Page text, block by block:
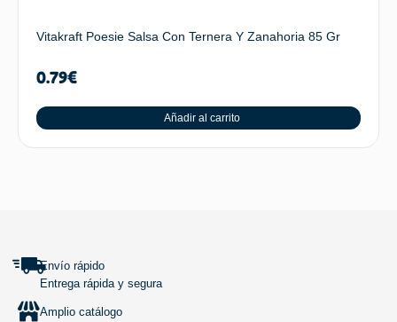
Vitakraft Poesie Salsa Con Ternera Y Zanahoria 85 Gr
0.79€
Añadir al carrito
Envío rápido
Entrega rápida y segura
Amplio catálogo